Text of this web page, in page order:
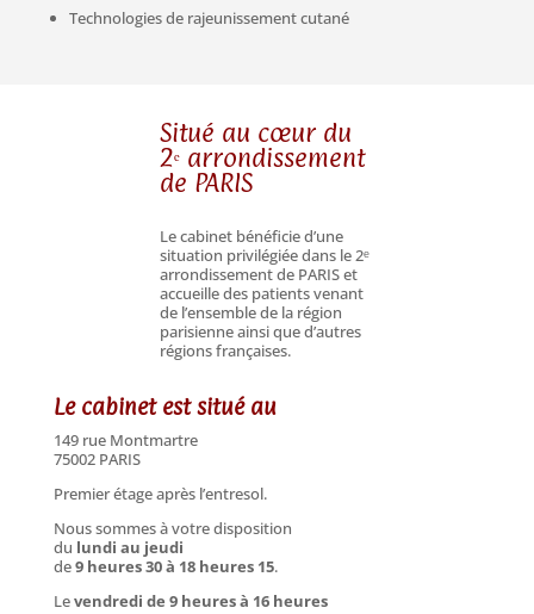
Technologies de rajeunissement cutané
Situé au cœur du
2ᵉ arrondissement
de PARIS
Le cabinet bénéficie d’une
situation privilégiée dans le 2ᵉ
arrondissement de PARIS et
accueille des patients venant
de l’ensemble de la région
parisienne ainsi que d’autres
régions françaises.
Le cabinet est situé au
149 rue Montmartre
75002 PARIS
Premier étage après l’entresol.
Nous sommes à votre disposition
du lundi au jeudi
de9 heures 30 à 18 heures 15.
Levendredi de 9 heures à 16 heures